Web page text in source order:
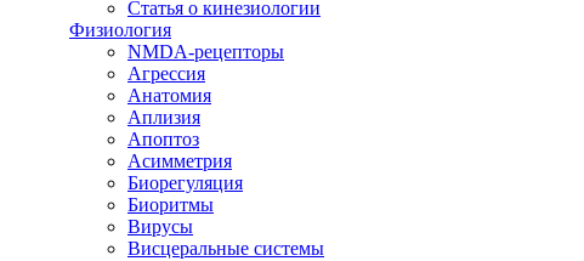
Статья о кинезиологии
Физиология
NMDA-рецепторы
Агрессия
Анатомия
Аплизия
Апоптоз
Асимметрия
Биорегуляция
Биоритмы
Вирусы
Висцеральные системы